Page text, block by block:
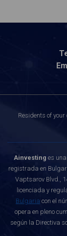
Residents of
Ainvesting es
registrada en
Vaptsarov Blvd.,
licenciada y
Bulgaria con el
opera en pleno
según la Directiva